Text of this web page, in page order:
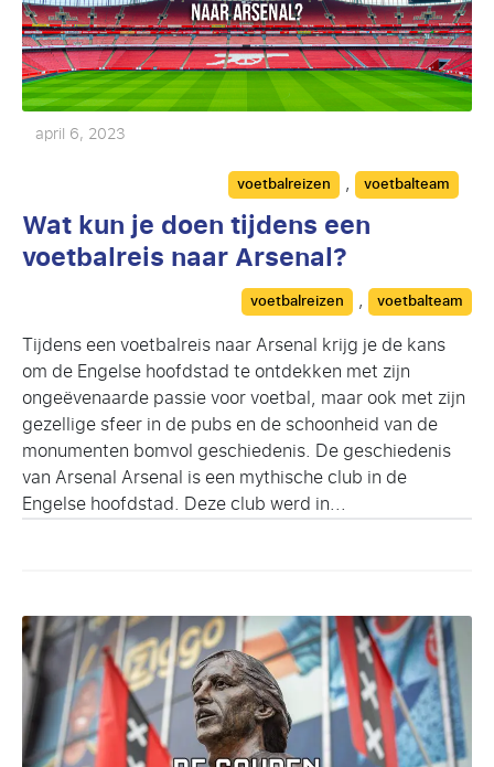
april 6, 2023
Categories
voetbalreizen , voetbalteam
Wat kun je doen tijdens een
voetbalreis naar Arsenal?
Categories
voetbalreizen , voetbalteam
Tijdens een voetbalreis naar Arsenal krijg je de kans
om de Engelse hoofdstad te ontdekken met zijn
ongeëvenaarde passie voor voetbal, maar ook met zijn
gezellige sfeer in de pubs en de schoonheid van de
monumenten bomvol geschiedenis. De geschiedenis
van Arsenal Arsenal is een mythische club in de
Engelse hoofdstad. Deze club werd in...